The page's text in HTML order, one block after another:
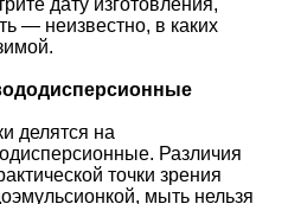
— неизвестно, в каких
делятся на
Различия
точки зрения
мыть нельзя